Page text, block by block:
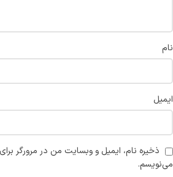
نام
ایمیل
ذخیره نام، ایمیل و وبسایت من در مرورگر
می‌نویسم.